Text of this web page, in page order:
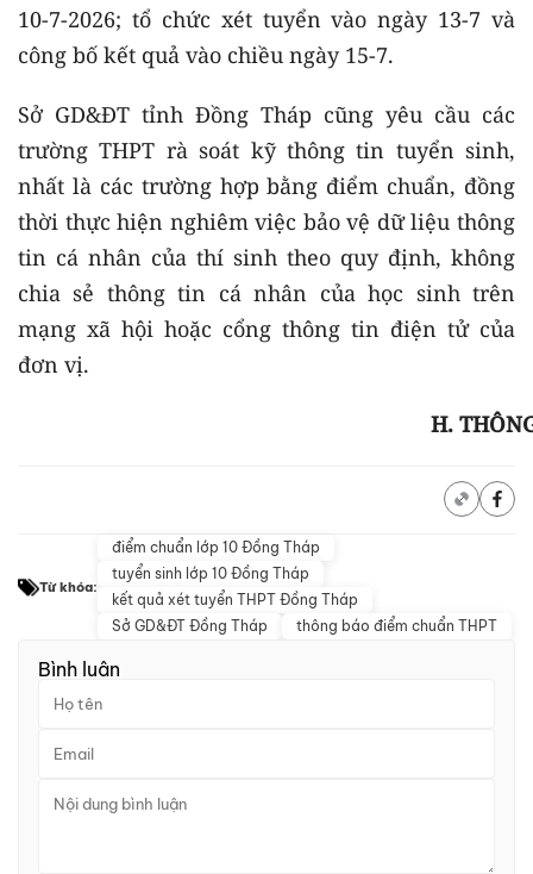
10-7-2026; tổ chức xét tuyển vào ngày 13-7 và
công bố kết quả vào chiều ngày 15-7.
Sở GD&ĐT tỉnh Đồng Tháp cũng yêu cầu các
trường THPT rà soát kỹ thông tin tuyển sinh,
nhất là các trường hợp bằng điểm chuẩn, đồng
thời thực hiện nghiêm việc bảo vệ dữ liệu thông
tin cá nhân của thí sinh theo quy định, không
chia sẻ thông tin cá nhân của học sinh trên
mạng xã hội hoặc cổng thông tin điện tử của
đơn vị.
H.
Từ khóa:
điểm chuẩn lớp 10 Đồng Tháp
tuyển sinh lớp 10 Đồng Tháp
kết quả xét tuyển THPT Đồng Tháp
Sở GD&ĐT Đồng Tháp
thông báo điểm chuẩn THPT
Bình luận